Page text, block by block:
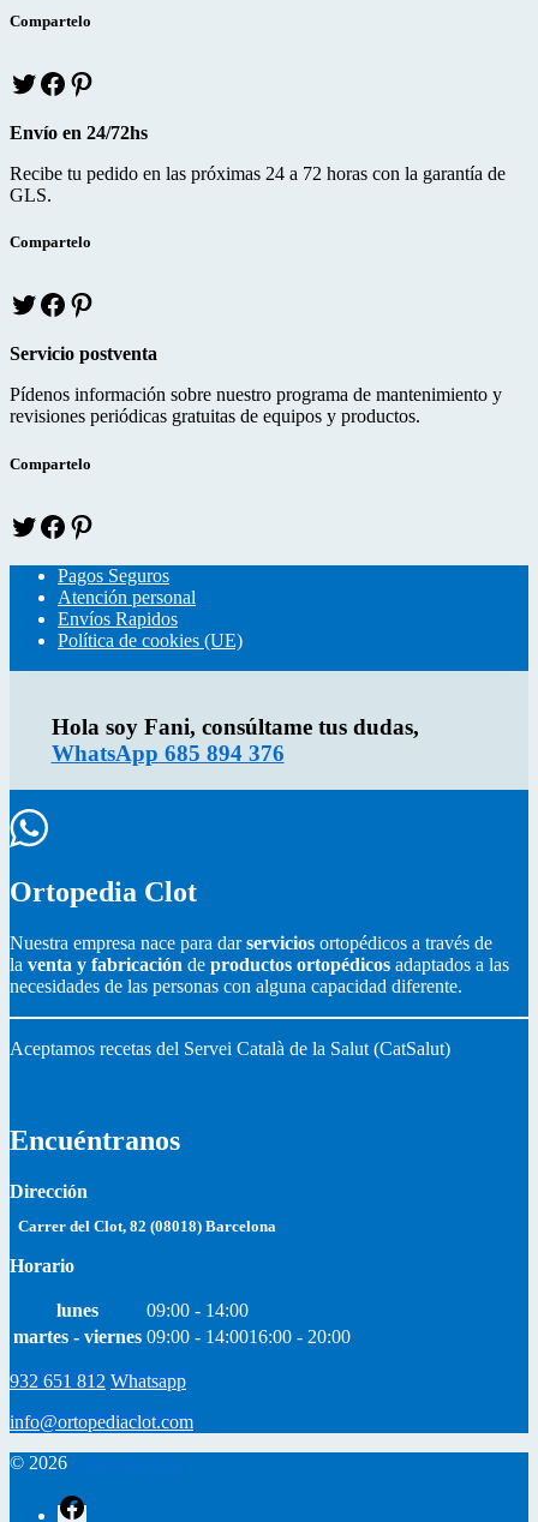
Compartelo
T
w
t
t
e
r
f
e
b
o
n
t
r
Envío en 24/72hs
Recibe tu pedido en las próximas 24 a 72 horas con la garantía de
GLS.
Compartelo
T
w
t
t
e
r
f
e
b
o
o
t
e
r
e
Servicio postventa
Pídenos información sobre nuestro programa de mantenimiento y
revisiones periódicas gratuitas de equipos y productos.
Compartelo
T
w
i
t
t
e
r
f
c
e
b
o
o
k
n
t
e
r
e
s
Pagos Seguros
Atención personal
Envíos Rapidos
Política de cookies (UE)
Hola soy Fani, consúltame tus dudas,
WhatsApp 685 894 376
Ortopedia Clot
Nuestra empresa nace para darservicios ortopédicos a través de
la venta y fabricación de productos ortopédicos adaptados a las
necesidades de las personas con alguna capacidad diferente.
Aceptamos recetas del Servei Català de la Salut (CatSalut)
Encuéntranos
Dirección
Carrer del Clot, 82 (08018) Barcelona
Horario
lunes
09:00 - 14:00
martes - viernes 09:00 - 14:0016:00 - 20:00
932 651 812 Whatsapp
info@ortopediaclot.com
© 2026
facebook